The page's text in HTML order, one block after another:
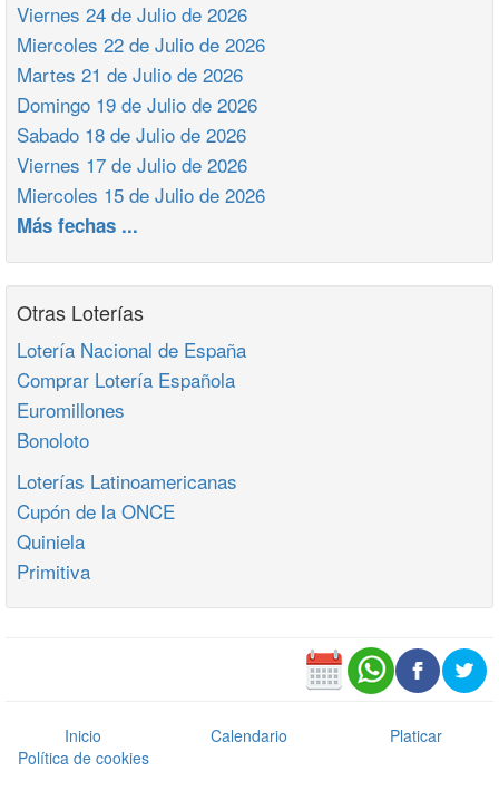
Viernes 24 de Julio de 2026
Miercoles 22 de Julio de 2026
Martes 21 de Julio de 2026
Domingo 19 de Julio de 2026
Sabado 18 de Julio de 2026
Viernes 17 de Julio de 2026
Miercoles 15 de Julio de 2026
Más fechas ...
Otras Loterías
Lotería Nacional de España
Comprar Lotería Española
Euromillones
Bonoloto
Loterías Latinoamericanas
Cupón de la ONCE
Quiniela
Primitiva
Inicio Calendario
Platicar
Política de cookies